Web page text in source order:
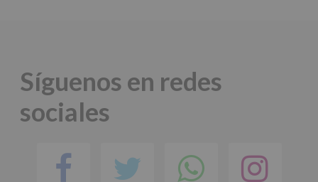
Síguenos en redes
sociales
Facebook
Twitter